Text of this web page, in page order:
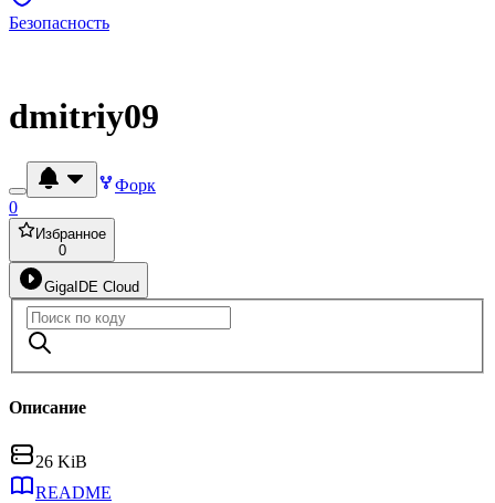
Безопасность
dmitriy09
Форк
0
Избранное
0
GigaIDE Cloud
Описание
26 KiB
README